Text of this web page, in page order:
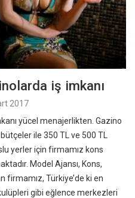
iş imkanı
2017
yücel menajerlikten. Gazino
ile 350 TL ve 500 TL
yerler için firmamız kons
Model Ajansı, Kons,
firmamız, Türkiye’de ki en
gibi eğlence merkezleri